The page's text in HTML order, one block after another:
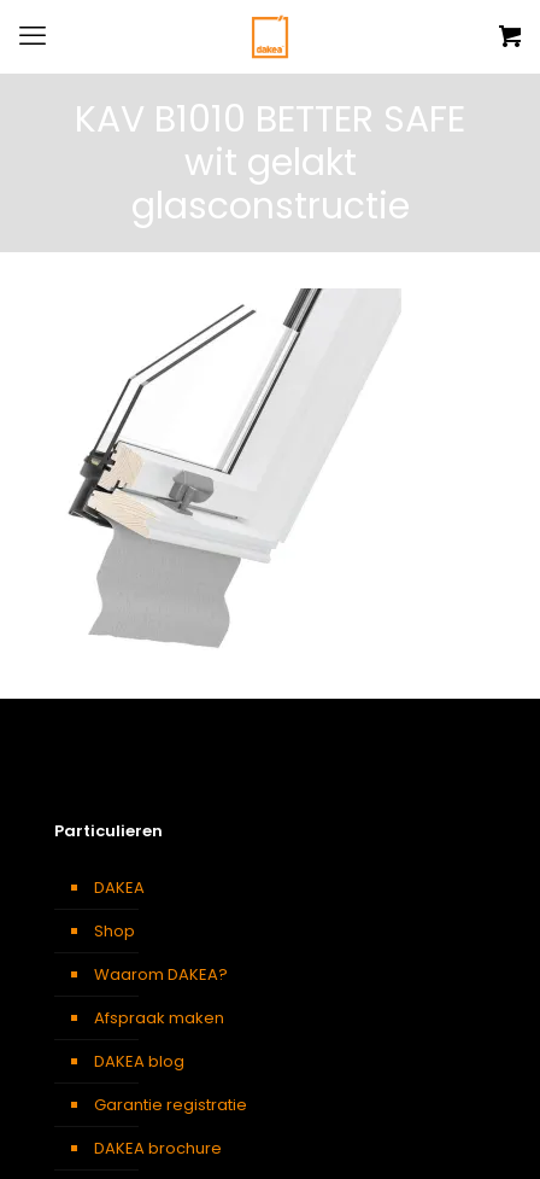
KAV B1010 BETTER SAFE
wit gelakt
glasconstructie
Particulieren
DAKEA
Shop
Waarom DAKEA?
Afspraak maken
DAKEA blog
Garantie registratie
DAKEA brochure